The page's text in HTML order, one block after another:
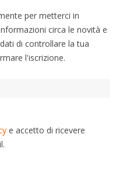
per metterci in
circa le novità e
di controllare la tua
l'iscrizione.
e accetto di ricevere